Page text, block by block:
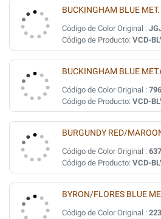
BUCKINGHAM BLUE
Código de Color Original :
Código de Producto: VCD-
BUCKINGHAM BLUE
Código de Color Original : 796
Código de Producto: VCD-
BURGUNDY RED/
Código de Color Original : 637
Código de Producto: VCD-
BYRON/FLORES BLUE
Código de Color Original :